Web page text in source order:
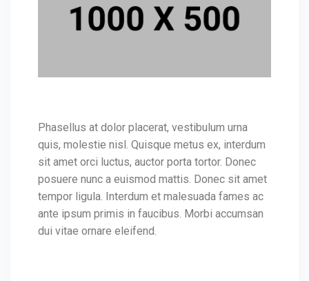
Phasellus at dolor placerat, vestibulum urna
quis, molestie nisl. Quisque metus ex, interdum
sit amet orci luctus, auctor porta tortor. Donec
posuere nunc a euismod mattis. Donec sit amet
tempor ligula. Interdum et malesuada fames ac
ante ipsum primis in faucibus. Morbi accumsan
dui vitae ornare eleifend.